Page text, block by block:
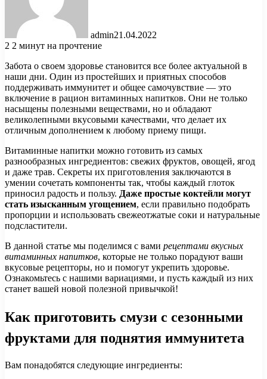
admin21.04.2022
2 2 минут на прочтение
Забота о своем здоровье становится все более актуальной в
наши дни. Один из простейших и приятных способов
поддерживать иммунитет и общее самочувствие — это
включение в рацион витаминных напитков. Они не только
насыщены полезными веществами, но и обладают
великолепными вкусовыми качествами, что делает их
отличным дополнением к любому приему пищи.
Витаминные напитки можно готовить из самых
разнообразных ингредиентов: свежих фруктов, овощей, ягод
и даже трав. Секреты их приготовления заключаются в
умении сочетать компоненты так, чтобы каждый глоток
приносил радость и пользу. Даже простые коктейли могут
стать изысканным угощением, если правильно подобрать
пропорции и использовать свежеотжатые соки и натуральные
подсластители.
В данной статье мы поделимся с вами рецептами вкусных
витаминных напитков, которые не только порадуют ваши
вкусовые рецепторы, но и помогут укрепить здоровье.
Ознакомьтесь с нашими вариациями, и пусть каждый из них
станет вашей новой полезной привычкой!
Как приготовить смузи с сезонными
фруктами для поднятия иммунитета
Вам понадобятся следующие ингредиенты: